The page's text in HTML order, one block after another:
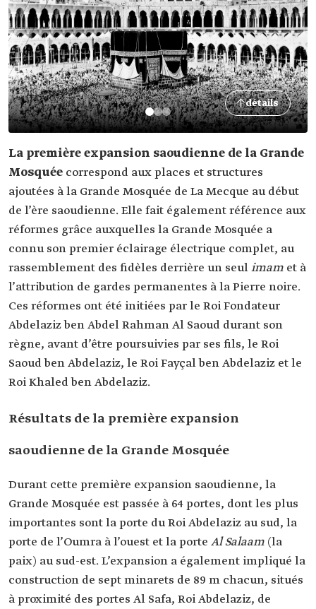
détails
La première expansion saoudienne de la Grande
Mosquée correspond aux places et structures
ajoutées à la Grande Mosquée de La Mecque au début
de l’ère saoudienne. Elle fait également référence aux
réformes grâce auxquelles la Grande Mosquée a
connu son premier éclairage électrique complet, au
rassemblement des fidèles derrière un seulimam et à
l’attribution de gardes permanentes à la Pierre noire.
Ces réformes ont été initiées par le Roi Fondateur
Abdelaziz ben Abdel Rahman Al Saoud durant son
règne, avant d’être poursuivies par ses fils, le Roi
Saoud ben Abdelaziz, le Roi Fayçal ben Abdelaziz et le
Roi Khaled ben Abdelaziz.
Résultats de la première expansion
saoudienne de la Grande Mosquée
Durant cette première expansion saoudienne, la
Grande Mosquée est passée à 64 portes, dont les plus
importantes sont la porte du Roi Abdelaziz au sud, la
porte de l’Oumra à l’ouest et la porte Al Salaam (la
paix) au sud-est. L’expansion a également impliqué la
construction de sept minarets de 89 m chacun, situés
à proximité des portes Al Safa, Roi Abdelaziz, de